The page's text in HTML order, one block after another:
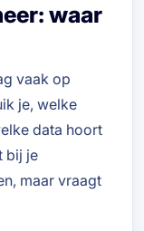
waar
vaak op
je, welke
data hoort
bij je
maar vraagt